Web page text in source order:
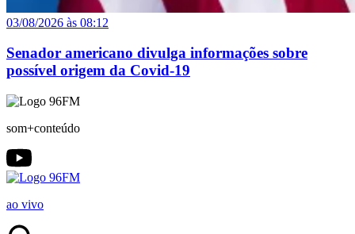
03/08/2026 às 08:12
Senador americano divulga informações sobre
possível origem da Covid-19
som+conteúdo
ao vivo